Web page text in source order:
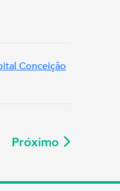
Conceição
Próximo